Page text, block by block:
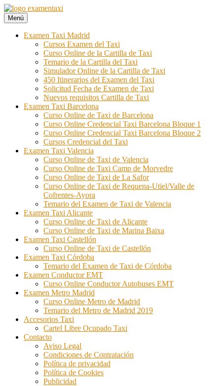
Ir
al
contenido
Examen Taxi te ayuda a aprobar el examen de la cartilla del taxi
Examen Taxi incluye la información necesaria para aprobar la cartilla
del taxi. Si quieres aprobar el examen de la cartilla, Examen Taxi es
Menú
Examen Taxi Madrid
Cursos Examen del Taxi
Curso Online de la Cartilla de Taxi
Temario de la Cartilla del Taxi
Simulador Online de la Cartilla de Taxi
450 Itinerarios del Examen del Taxi
Solicitud Fecha de Examen de Taxi
Nuevos requisitos Cartilla de Taxi
Examen Taxi Barcelona
Curso Online de Taxi de Barcelona
Curso Online Credencial Taxi Barcelona Bloque 1
Curso Online Credencial Taxi Barcelona Bloque 2
Cursos Credencial del Taxi
Examen Taxi Valencia
Curso Online de Taxi de Valencia
Curso Online de Taxi Camp de Morvedre
Curso Online de Taxi de La Safor
Curso Online de Taxi de Requena-Utiel/Valle de
Cofrentes-Ayora
Temario del Examen de Taxi de Valencia
Examen Taxi Alicante
Curso Online de Taxi de Alicante
Curso Online de Taxi de Marina Baixa
Examen Taxi Castellón
Curso Online de Taxi de Castellón
Examen Taxi Córdoba
Temario del Examen de Taxi de Córdoba
Examen Conductor EMT
Curso Online Conductor Autobuses EMT
Examen Metro Madrid
Curso Online Metro de Madrid
Temario del Metro de Madrid 2019
Accesorios Taxi
Cartel Libre Ocupado Taxi
Contacto
Aviso Legal
Condiciones de Contratación
Política de privacidad
Política de Cookies
Publicidad